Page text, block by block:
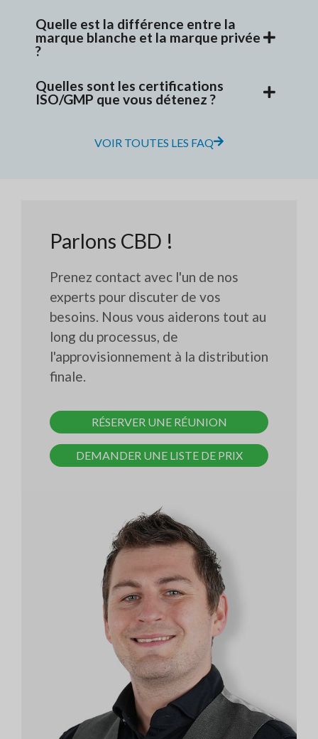
Quelle est la différence entre la
marque blanche et la marque privée
?
Quelles sont les certifications
ISO/GMP que vous détenez ?
VOIR TOUTES LES FAQ
Parlons CBD !
Prenez contact avec l'un de nos
experts pour discuter de vos
besoins. Nous vous aiderons tout au
long du processus, de
l'approvisionnement à la distribution
finale.
RÉSERVER UNE RÉUNION
DEMANDER UNE LISTE DE PRIX